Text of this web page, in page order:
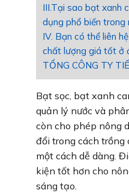
III.Tại sao bạt xanh
dụng phổ biến trong
IV. Bạn có thể liên
chất lượng giá tốt ở
TỔNG CÔNG TY
Bạt sọc, bạt xanh
quản lý nước và
còn cho phép nông
đổi trong cách trồng
một cách dễ dàng.
kiện tốt hơn cho
sáng tạo.